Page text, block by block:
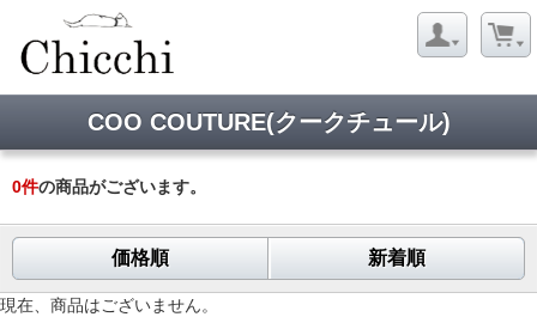
COO COUTURE(クークチュール)
0件の商品がございます。
価格順 新着順
現在、商品はございません。